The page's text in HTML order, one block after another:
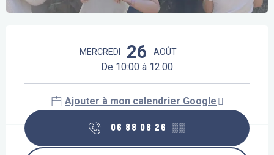
MERCREDI 26 AOÛT
De 10:00 à 12:00
Ajouter à mon calendrier Google
06 88 08 26 ▒▒